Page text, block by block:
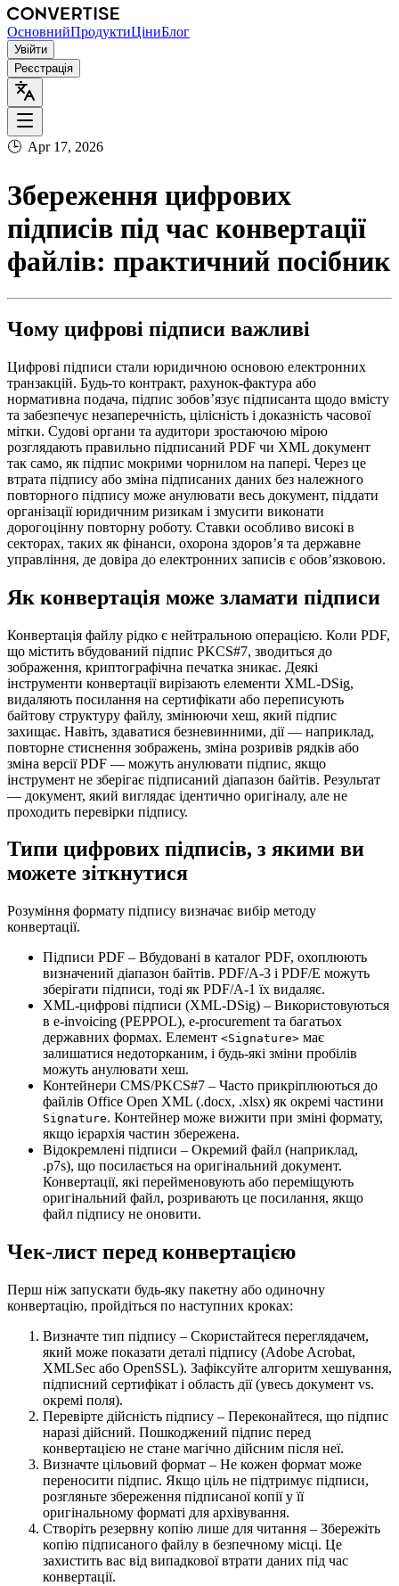
ОсновнийПродуктиЦіниБлог
Увійти
Реєстрація
🕒 Apr 17, 2026
Збереження цифрових
підписів під час конвертації
файлів: практичний посібник
Чому цифрові підписи важливі
Цифрові підписи стали юридичною основою електронних
транзакцій. Будь‑то контракт, рахунок‑фактура або
нормативна подача, підпис зобов’язує підписанта щодо вмісту
та забезпечує незаперечність, цілісність і доказність часової
мітки. Судові органи та аудитори зростаючою мірою
розглядають правильно підписаний PDF чи XML документ
так само, як підпис мокрими чорнилом на папері. Через це
втрата підпису або зміна підписаних даних без належного
повторного підпису може анулювати весь документ, піддати
організації юридичним ризикам і змусити виконати
дорогоцінну повторну роботу. Ставки особливо високі в
секторах, таких як фінанси, охорона здоров’я та державне
управління, де довіра до електронних записів є обов’язковою.
Як конвертація може зламати підписи
Конвертація файлу рідко є нейтральною операцією. Коли PDF,
що містить вбудований підпис PKCS#7, зводиться до
зображення, криптографічна печатка зникає. Деякі
інструменти конвертації вирізають елементи XML‑DSig,
видаляють посилання на сертифікати або переписують
байтову структуру файлу, змінюючи хеш, який підпис
захищає. Навіть, здаватися безневинними, дії — наприклад,
повторне стиснення зображень, зміна розривів рядків або
зміна версії PDF — можуть анулювати підпис, якщо
інструмент не зберігає підписаний діапазон байтів. Результат
— документ, який виглядає ідентично оригіналу, але не
проходить перевірки підпису.
Типи цифрових підписів, з якими ви
можете зіткнутися
Розуміння формату підпису визначає вибір методу
конвертації.
Підписи PDF – Вбудовані в каталог PDF, охоплюють
визначений діапазон байтів. PDF/A‑3 і PDF/E можуть
зберігати підписи, тоді як PDF/A‑1 їх видаляє.
XML‑цифрові підписи (XML‑DSig) – Використовуються
в e‑invoicing (PEPPOL), e‑procurement та багатьох
державних формах. Елемент <Signature> має
залишатися недоторканим, і будь‑які зміни пробілів
можуть анулювати хеш.
Контейнери CMS/PKCS#7 – Часто прикріплюються до
файлів Office Open XML (.docx, .xlsx) як окремі частини
Signature. Контейнер може вижити при зміні формату,
якщо ієрархія частин збережена.
Відокремлені підписи – Окремий файл (наприклад,
.p7s), що посилається на оригінальний документ.
Конвертації, які перейменовують або переміщують
оригінальний файл, розривають це посилання, якщо
файл підпису не оновити.
Чек‑лист перед конвертацією
Перш ніж запускати будь‑яку пакетну або одиночну
конвертацію, пройдіться по наступних кроках:
Визначте тип підпису – Скористайтеся переглядачем,
який може показати деталі підпису (Adobe Acrobat,
XMLSec або OpenSSL). Зафіксуйте алгоритм хешування,
підписний сертифікат і область дії (увесь документ vs.
окремі поля).
Перевірте дійсність підпису – Переконайтеся, що підпис
наразі дійсний. Пошкоджений підпис перед
конвертацією не стане магічно дійсним після неї.
Визначте цільовий формат – Не кожен формат може
переносити підпис. Якщо ціль не підтримує підписи,
розгляньте збереження підписаної копії у її
оригінальному форматі для архівування.
Створіть резервну копію лише для читання – Збережіть
копію підписаного файлу в безпечному місці. Це
захистить вас від випадкової втрати даних під час
конвертації.